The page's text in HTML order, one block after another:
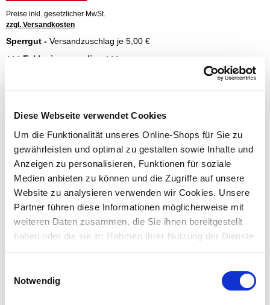
Diese Webseite verwendet Cookies
Um die Funktionalität unseres Online-Shops für Sie zu
gewährleisten und optimal zu gestalten sowie Inhalte und
Anzeigen zu personalisieren, Funktionen für soziale
Medien anbieten zu können und die Zugriffe auf unsere
Website zu analysieren verwenden wir Cookies. Unsere
Partner führen diese Informationen möglicherweise mit
weiteren Daten zusammen, die Sie ihnen bereitgestellt
haben oder die sie im Rahmen Ihrer Nutzung der Dienste
gesammelt haben.
Notwendig
Preise inkl. gesetzlicher MwSt.
zzgl. Versandkosten
Sperrgut - Versandzuschlag je 5,00 €
+++ Exklusiv nur online +++
Dachbespannung in der Farbe ecru
stabiles pulverbeschichtetes Stahlgestell
Lieferung nach Hause
Verfügbarkeit online: Auf Lager
Dieser Artikel kann über Abholung im Markt nicht
reserviert werden